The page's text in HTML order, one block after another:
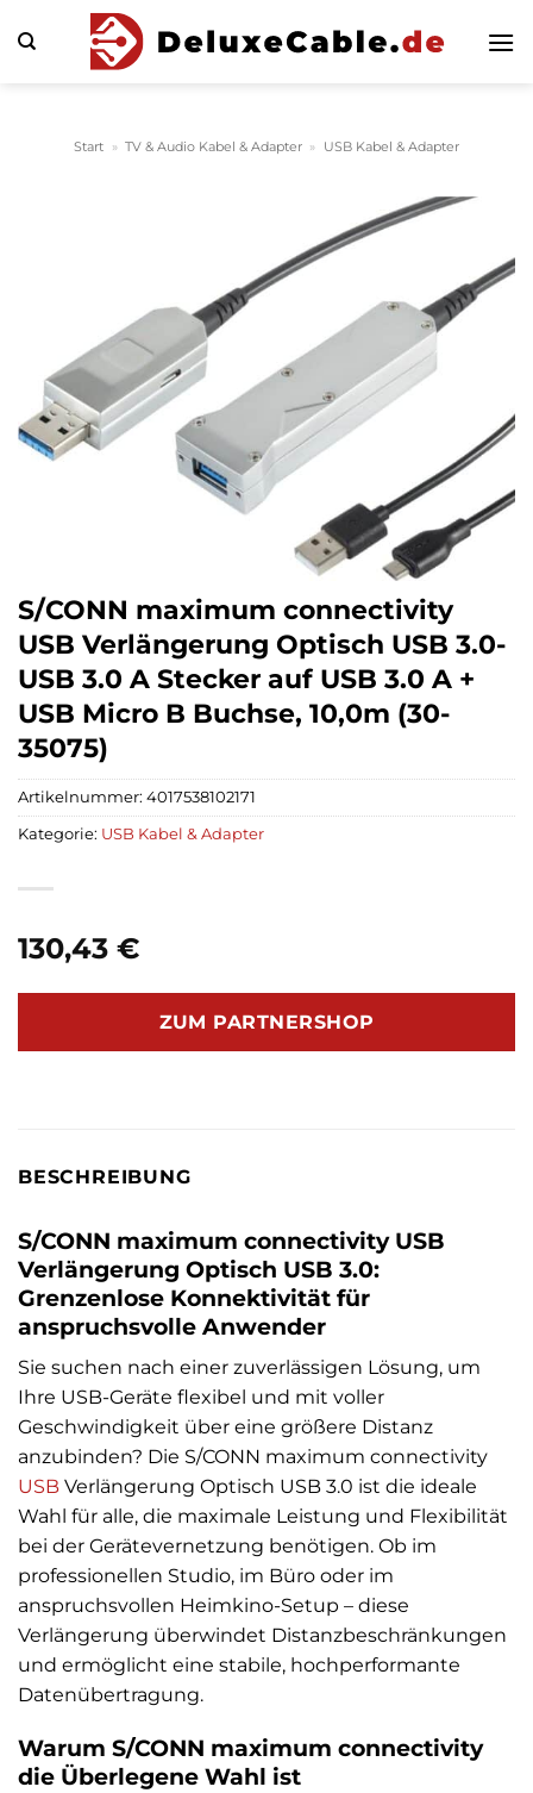
Inhalt
Start » TV & Audio Kabel & Adapter » USB Kabel & Adapter
S/CONN maximum connectivity
USB Verlängerung Optisch USB 3.0-
USB 3.0 A Stecker auf USB 3.0 A +
USB Micro B Buchse, 10,0m (30-
35075)
130,43 €
ZUM PARTNERSHOP
Artikelnummer: 4017538102171
Kategorie: USB Kabel & Adapter
BESCHREIBUNG
S/CONN maximum connectivity USB
Verlängerung Optisch USB 3.0:
Grenzenlose Konnektivität für
anspruchsvolle Anwender
Sie suchen nach einer zuverlässigen Lösung, um
Ihre USB-Geräte flexibel und mit voller
Geschwindigkeit über eine größere Distanz
anzubinden? Die S/CONN maximum connectivity
USB Verlängerung Optisch USB 3.0 ist die ideale
Wahl für alle, die maximale Leistung und Flexibilität
bei der Gerätevernetzung benötigen. Ob im
professionellen Studio, im Büro oder im
anspruchsvollen Heimkino-Setup – diese
Verlängerung überwindet Distanzbeschränkungen
und ermöglicht eine stabile, hochperformante
Datenübertragung.
Warum S/CONN maximum connectivity
die Überlegene Wahl ist